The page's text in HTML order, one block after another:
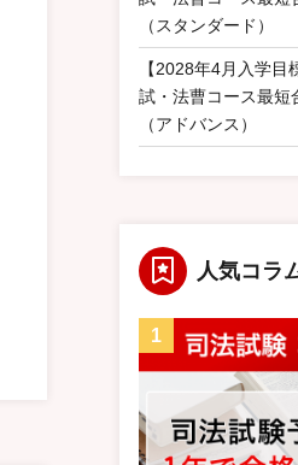
（スタンダード）
【2028年4月入学目
試・法曹コース最短
（アドバンス）
人気コラ